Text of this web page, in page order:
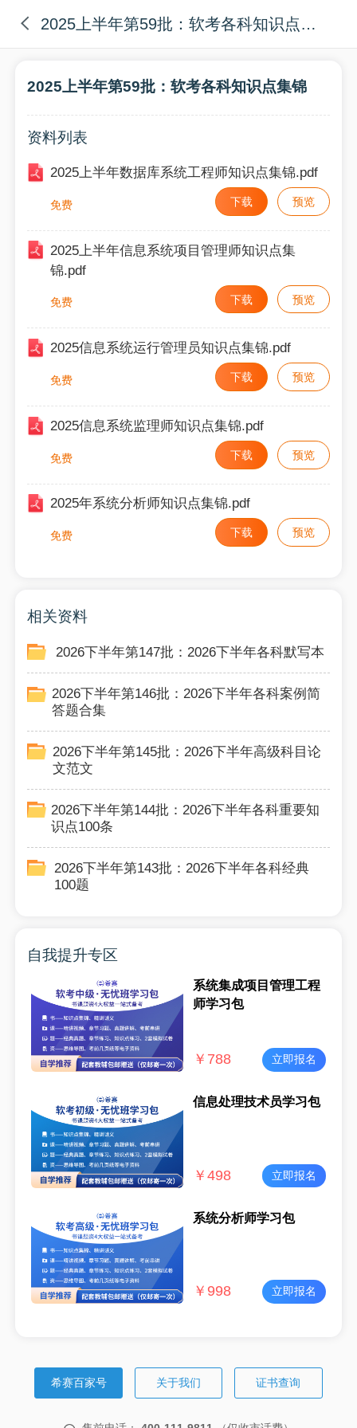
2025上半年第59批：软考各科知识点集锦
2025上半年第59批：软考各科知识点集锦
资料列表
2025上半年数据库系统工程师知识点集锦.pdf
免费 下载 预览
2025上半年信息系统项目管理师知识点集
锦.pdf
免费 下载 预览
2025信息系统运行管理员知识点集锦.pdf
免费 下载 预览
2025信息系统监理师知识点集锦.pdf
免费 下载 预览
2025年系统分析师知识点集锦.pdf
免费 下载 预览
相关资料
2026下半年第147批：2026下半年各科默写本
2026下半年第146批：2026下半年各科案例简
答题合集
2026下半年第145批：2026下半年高级科目论
文范文
2026下半年第144批：2026下半年各科重要知
识点100条
2026下半年第143批：2026下半年各科经典
100题
自我提升专区
系统集成项目管理工程
师学习包
￥ 788 立即报名
信息处理技术员学习包
￥ 498 立即报名
系统分析师学习包
￥ 998 立即报名
希赛百家号 关于我们 证书查询